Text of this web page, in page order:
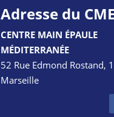
Adresse du
CENTRE MAIN ÉPAULE
MÉDITERRANÉE
52 Rue Edmond Rostand,
Marseille